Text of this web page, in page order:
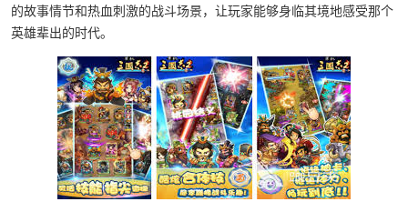
的故事情节和热血刺激的战斗场景，让玩家能够身临其境地感受那个
英雄辈出的时代。